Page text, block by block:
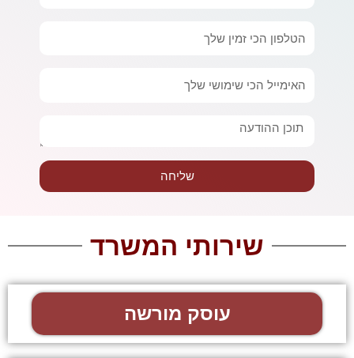
טלפון
אימייל
הודעה
שליחה
שירותי המשרד
עוסק מורשה